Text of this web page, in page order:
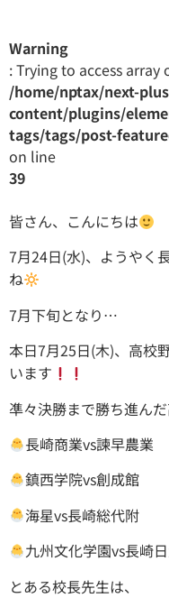
Warning
: Trying to access
/home/nptax/next-
content/plugins/
tags/tags/post-
on line
39
皆さん、こんにちは
7月24日(水)、ようやく
ね
7月下旬となり…
本日7月25日(木)、高校
います
凖々決勝まで勝ち進ん
長崎商業vs諫早農業
鎮西学院vs創成館
海星vs長崎総代附
九州文化学園vs長崎
とある校長先生は、